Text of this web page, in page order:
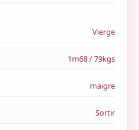
Vierge
1m68 / 79kgs
maigre
Sortir